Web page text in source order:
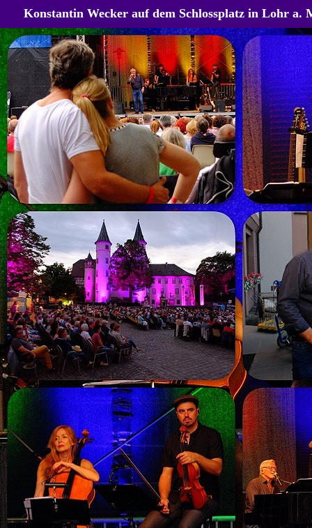
Konstantin Wecker auf dem Schlossplatz in Lohr a.